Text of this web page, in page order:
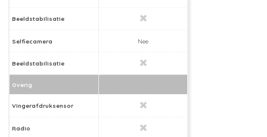
Beeldstabilisatie
Selfiecamera Nee
Beeldstabilisatie
Overig
Vingerafdruksensor
Radio